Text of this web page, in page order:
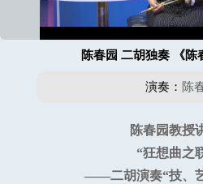
陈春园 二胡独奏 《陈
演奏： 陈
陈春园教授
“狂想曲之
——二胡演奏“技、